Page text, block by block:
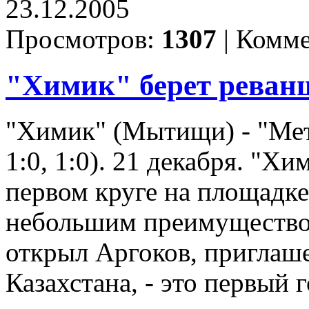
23.12.2005
Просмотров: 1307 |
"Химик" берет
"Химик" (Мытищи) -
1:0, 1:0). 21 декабря.
первом круге на
небольшим
открыл Аргоков,
Казахстана, - это